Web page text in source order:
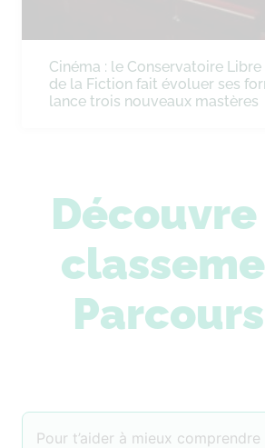
Cinéma : le Conservatoire
de la Fiction fait évoluer ses
lance trois nouveaux mastères
Découvre
Pour t’aider à mieux comprendre